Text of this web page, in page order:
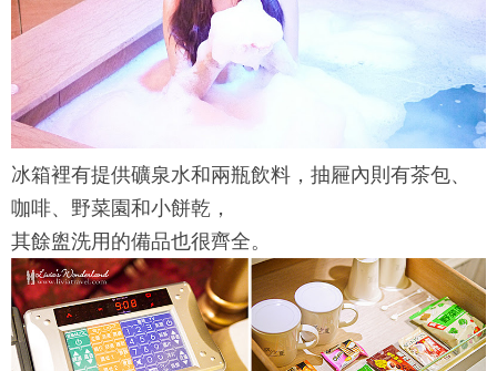
冰箱裡有提供礦泉水和兩瓶飲料，抽屜內則有茶包、
咖啡、野菜園和小餅乾，
其餘盥洗用的備品也很齊全。